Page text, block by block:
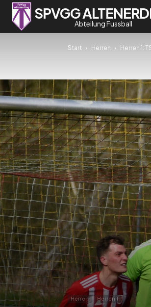
SPVGG
Abteilung Fussball
Start Herren Herren 1:
Herren Herren 1